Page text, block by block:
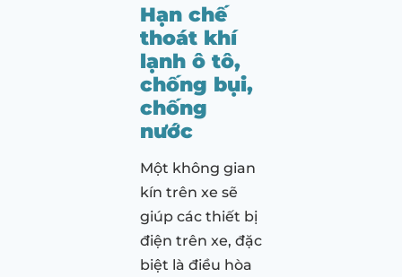
Hạn chế
thoát khí
lạnh ô tô,
chống bụi,
chống
nước
Một không gian
kín trên xe sẽ
giúp các thiết bị
điện trên xe, đặc
biệt là điều hòa